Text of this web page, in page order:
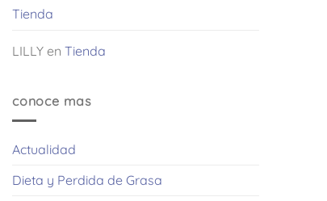
Tienda
LILLY en Tienda
conoce mas
Actualidad
Dieta y Perdida de Grasa